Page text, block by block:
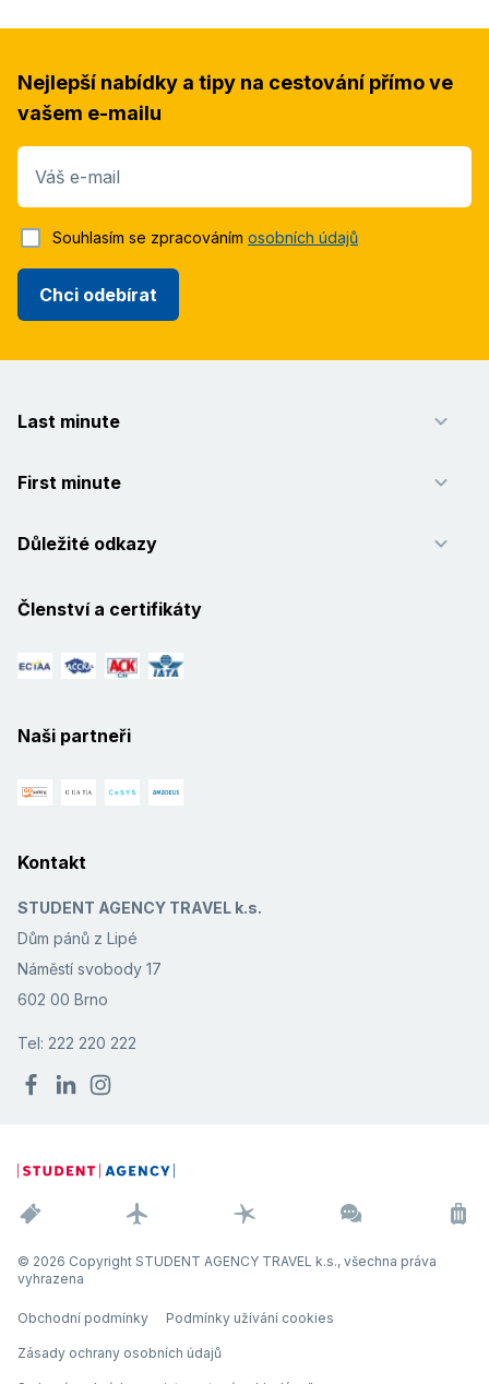
Nejlepší nabídky a tipy na cestování přímo ve
vašem e-mailu
Váš e-mail
Chci odebírat
Souhlasím se zpracováním osobních údajů
Last minute
First minute
Důležité odkazy
Členství a certifikáty
Naši partneři
Kontakt
STUDENT AGENCY TRAVEL k.s.
Dům pánů z Lipé
Náměstí svobody 17
602 00 Brno
Tel: 222 220 222
© 2026 Copyright STUDENT AGENCY TRAVEL k.s., všechna práva
vyhrazena
Obchodní podmínky Podmínky užívání cookies
Zásady ochrany osobních údajů